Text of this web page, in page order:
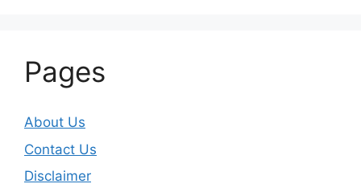
Pages
About Us
Contact Us
Disclaimer